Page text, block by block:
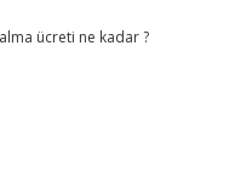
ücreti ne kadar ?